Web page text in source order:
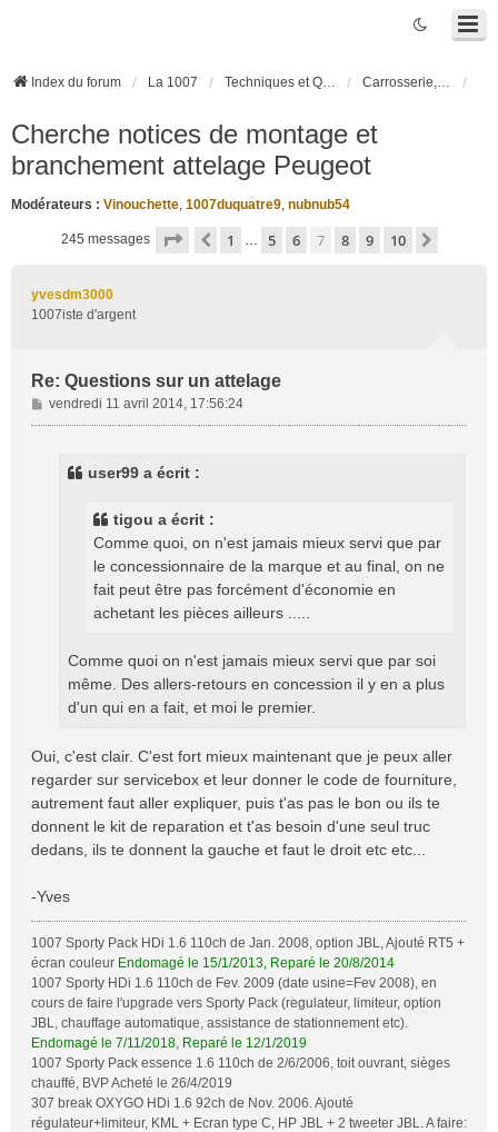
Index du forum La 1007 Techniques et Questions Carrosserie, électronique véhicule et habitacle
Cherche notices de montage et
branchement attelage Peugeot
Modérateurs : Vinouchette, 1007duquatre9, nubnub54
245 messages Page sur10
Précédente
1 … 5 6 7 8 9 10
yvesdm3000
1007iste d'argent
Re: Questions sur un attelage
M
e
vendredi 11 avril 2014, 17:56:24
user99 a écrit :
tigou a écrit :
Comme quoi, on n'est jamais mieux servi que par
le concessionnaire de la marque et au final, on ne
fait peut être pas forcément d'économie en
achetant les pièces ailleurs .....
Comme quoi on n'est jamais mieux servi que par soi
même. Des allers-retours en concession il y en a plus
d'un qui en a fait, et moi le premier.
Oui, c'est clair. C'est fort mieux maintenant que je peux aller
regarder sur servicebox et leur donner le code de fourniture,
autrement faut aller expliquer, puis t'as pas le bon ou ils te
donnent le kit de reparation et t'as besoin d'une seul truc
dedans, ils te donnent la gauche et faut le droit etc etc...
-Yves
1007 Sporty Pack HDi 1.6 110ch de Jan. 2008, option JBL, Ajouté RT5 +
écran couleur Endomagé le 15/1/2013, Reparé le 20/8/2014
1007 Sporty HDi 1.6 110ch de Fev. 2009 (date usine=Fev 2008), en
cours de faire l'upgrade vers Sporty Pack (regulateur, limiteur, option
JBL, chauffage automatique, assistance de stationnement etc).
Endomagé le 7/11/2018, Reparé le 12/1/2019
1007 Sporty Pack essence 1.6 110ch de 2/6/2006, toit ouvrant, sièges
chauffé, BVP Acheté le 26/4/2019
307 break OXYGO HDi 1.6 92ch de Nov. 2006. Ajouté
régulateur+limiteur, KML + Ecran type C, HP JBL + 2 tweeter JBL. A faire: